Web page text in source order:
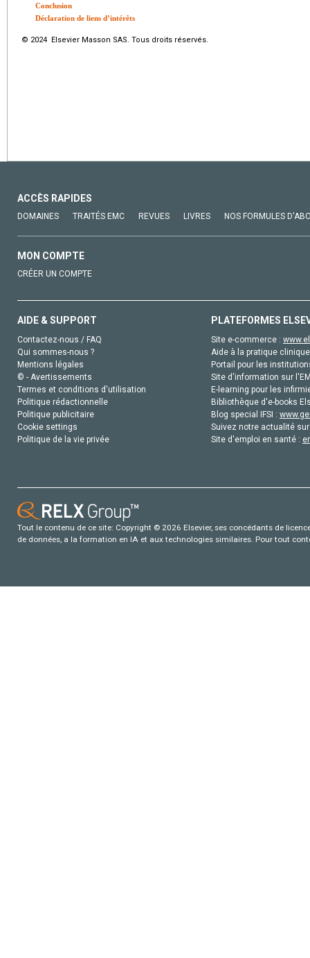
Conclusion
Déclaration de liens d’intérêts
© 2024 Elsevier Masson SAS. Tous droits réservés.
ACCÈS RAPIDES
DOMAINES TRAITÉS EMC REVUES LIVRES NOS FORMULES
MON COMPTE
CRÉER UN COMPTE
AIDE & SUPPORT
Contactez-nous / FAQ
Qui sommes-nous ?
Mentions légales
© - Avertissements
Termes et conditions d'utilisation
Politique rédactionnelle
Politique publicitaire
Cookie settings
Politique de la vie privée
PLATEFORMES
Site e-commerce :
Aide à la pratique
Portail pour les
Site d'information sur
E-learning pour les
Bibliothèque d'e-books
Blog special IFSI :
Suivez notre actualité
Site d'emploi en santé :
Tout le contenu de ce site: Copyright © 2026 Elsevier, ses concédants de
de données, a la formation en IA et aux technologies similaires. Pour tout